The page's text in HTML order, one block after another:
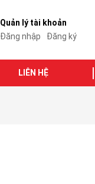
Quản lý tài khoản
Đăng nhập
Đăng ký
LIÊN HỆ